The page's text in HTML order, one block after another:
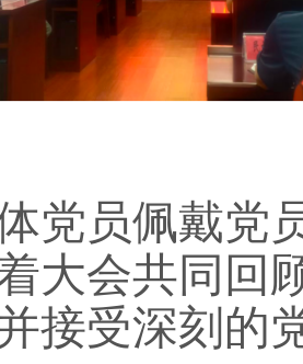
党员佩戴党
大会共同回
接受深刻的